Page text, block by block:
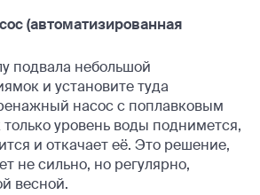
(автоматизированная
подвала небольшой
и установите туда
насос с поплавковым
уровень воды поднимется,
и откачает её. Это решение,
не сильно, но регулярно,
весной.